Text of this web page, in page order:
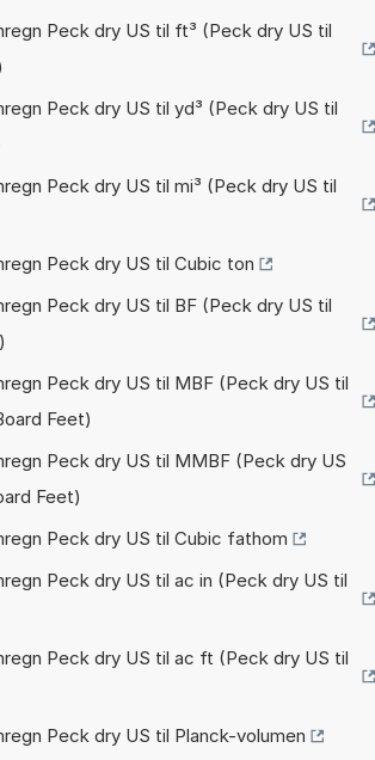
Peck dry US til ft³ (Peck dry US til
Peck dry US til yd³ (Peck dry US til
Peck dry US til mi³ (Peck dry US til
Peck dry US til Cubic ton
Peck dry US til BF (Peck dry US til
Peck dry US til MBF (Peck dry US til
Feet)
Peck dry US til MMBF (Peck dry US
Feet)
Peck dry US til Cubic fathom
Peck dry US til ac in (Peck dry US til
Peck dry US til ac ft (Peck dry US til
Peck dry US til Planck-volumen